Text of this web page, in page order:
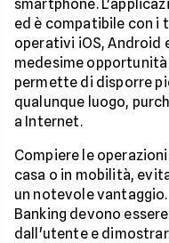
smartphone.
ed è compatibile con
operativi iOS, Android
medesime
permette di disporre
qualunque luogo,
a Internet.
Compiere le
casa o in mobilità,
un notevole
Banking devono
dall'utente e